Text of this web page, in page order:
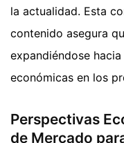
la actualidad. Esta
contenido asegura
expandiéndose
económicas en los
Perspectivas
de Mercado